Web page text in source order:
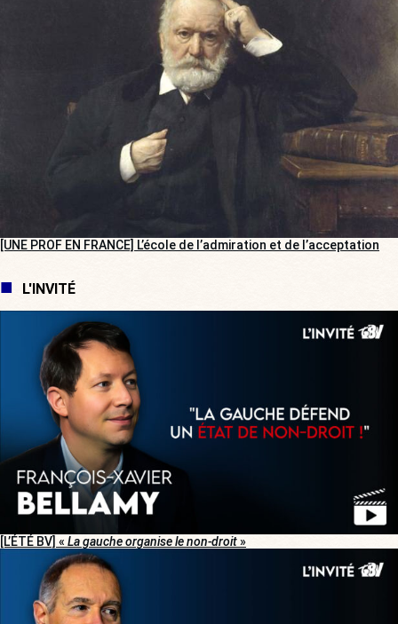
[UNE PROF EN FRANCE] L’école de l’admiration et de l’acceptation
L'INVITÉ
[L’ÉTÉ BV] « La gauche organise le non-droit»